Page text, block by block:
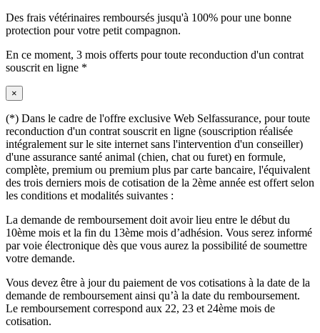
Des frais vétérinaires remboursés jusqu'à 100% pour une bonne
protection pour votre petit compagnon.
En ce moment, 3 mois offerts pour toute reconduction d'un contrat
souscrit en ligne *
×
(*) Dans le cadre de l'offre exclusive Web Selfassurance, pour toute
reconduction d'un contrat souscrit en ligne (souscription réalisée
intégralement sur le site internet sans l'intervention d'un conseiller)
d'une assurance santé animal (chien, chat ou furet) en formule,
complète, premium ou premium plus par carte bancaire, l'équivalent
des trois derniers mois de cotisation de la 2ème année est offert selon
les conditions et modalités suivantes :
La demande de remboursement doit avoir lieu entre le début du
10ème mois et la fin du 13ème mois d’adhésion. Vous serez informé
par voie électronique dès que vous aurez la possibilité de soumettre
votre demande.
Vous devez être à jour du paiement de vos cotisations à la date de la
demande de remboursement ainsi qu’à la date du remboursement.
Le remboursement correspond aux 22, 23 et 24ème mois de
cotisation.